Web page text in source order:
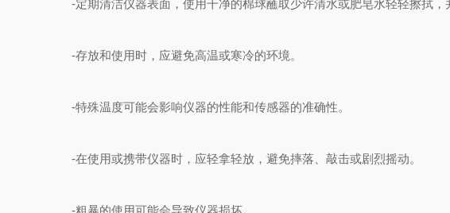
-定期清洁仪器表面，使用干净的棉球蘸取少许清水或肥皂水轻轻擦拭，
-存放和使用时，应避免高温或寒冷的环境。
-特殊温度可能会影响仪器的性能和传感器的准确性。
-在使用或携带仪器时，应轻拿轻放，避免摔落、敲击或剧烈摇动。
-粗暴的使用可能会导致仪器损坏。